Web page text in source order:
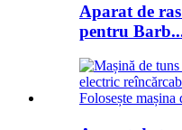
Aparat de
pentru